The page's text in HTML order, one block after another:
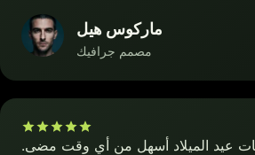
ماركوس هيل
مصمم جرافيك
عيد الميلاد أسهل من أي وقت مضى.